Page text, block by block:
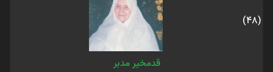
(48)
قدمخیر مدبر